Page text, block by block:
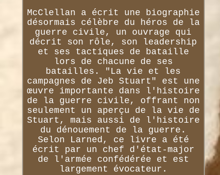
McClellan a écrit une biographie
désormais célèbre du héros de la
guerre civile, un ouvrage qui
décrit son rôle, son leadership
et ses tactiques de bataille
lors de chacune de ses
batailles. "La vie et les
campagnes de Jeb Stuart" est une
œuvre importante dans l'histoire
de la guerre civile, offrant non
seulement un aperçu de la vie de
Stuart, mais aussi de l'histoire
du dénouement de la guerre.
Selon Larned, ce livre a été
écrit par un chef d'état-major
de l'armée confédérée et est
largement évocateur.